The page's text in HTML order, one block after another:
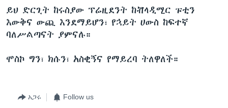
ይህ ድርጊት ከሩስያው ፕሬዚደንት ከቭላዲሚር ፑቲን
እውቅና ውጪ እንደማይሆን፣ የኋይት ሀውስ ከፍተኛ
ባለሥልጣናት ያምናሉ።
ሞስኮ ግን፣ ክሱን፣ አስቂኝና የማይረባ ትለዋለች።
አጋሩ Follow us